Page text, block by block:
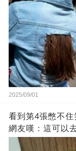
2025/09/01
看到第4張憋不住
網友嘆：這可以